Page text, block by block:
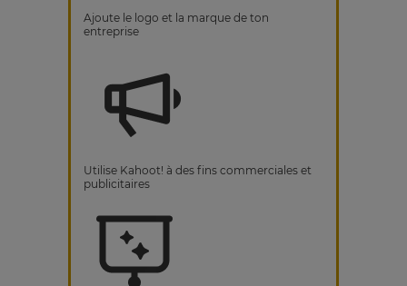
Ajoute le logo et la marque de ton
entreprise
Utilise Kahoot! à des fins commerciales et
publicitaires